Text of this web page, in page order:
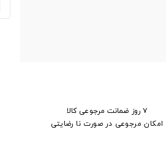
۷ روز ضمانت مرجوعی کالا
امکان مرجوعی در صورت نا رضایتی